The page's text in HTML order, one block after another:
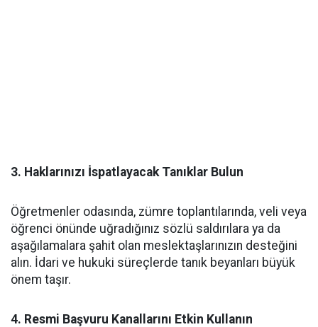
​3. Haklarınızı İspatlayacak Tanıklar Bulun
Öğretmenler odasında, zümre toplantılarında, veli veya
öğrenci önünde uğradığınız sözlü saldırılara ya da
aşağılamalara şahit olan meslektaşlarınızın desteğini
alın. İdari ve hukuki süreçlerde tanık beyanları büyük
önem taşır.
4. Resmi Başvuru Kanallarını Etkin Kullanın